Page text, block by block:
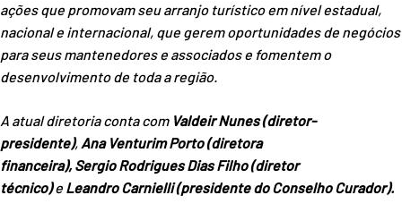
ações que promovam seu arranjo turístico em nível estadual,
nacional e internacional, que gerem oportunidades de negócios
para seus mantenedores e associados e fomentem o
desenvolvimento de toda a região.
A atual diretoria conta com Valdeir Nunes (diretor-
presidente), Ana Venturim Porto(diretora
financeira),SergioRodrigues Dias Filho (diretor
técnico)e Leandro Carnielli (presidente do Conselho Curador).